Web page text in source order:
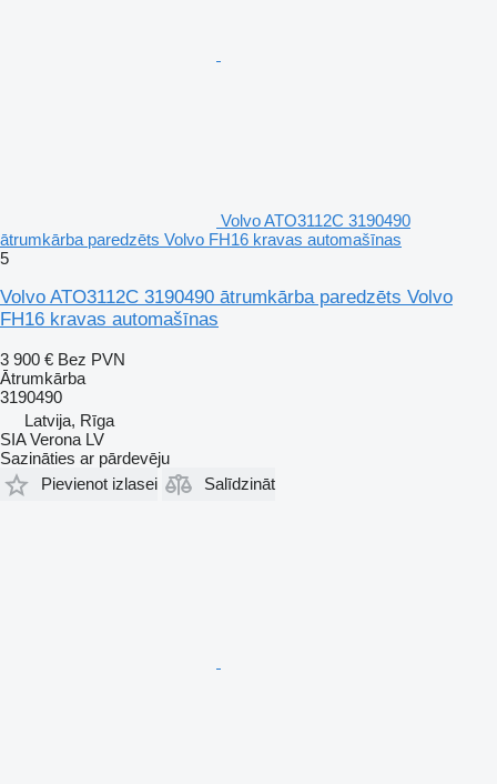
Volvo ATO3112C 3190490
ātrumkārba paredzēts Volvo FH16 kravas automašīnas
5
Volvo ATO3112C 3190490 ātrumkārba paredzēts Volvo
FH16 kravas automašīnas
3 900 € Bez PVN
Ātrumkārba
3190490
Latvija, Rīga
SIA Verona LV
Sazināties ar pārdevēju
Pievienot izlasei
Salīdzināt